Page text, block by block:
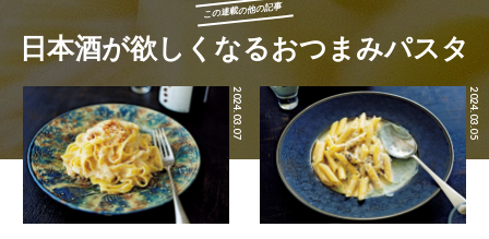
この連載の他の記事
日本酒が欲しくなるおつまみパスタ
2024.03.07 2024.03.05